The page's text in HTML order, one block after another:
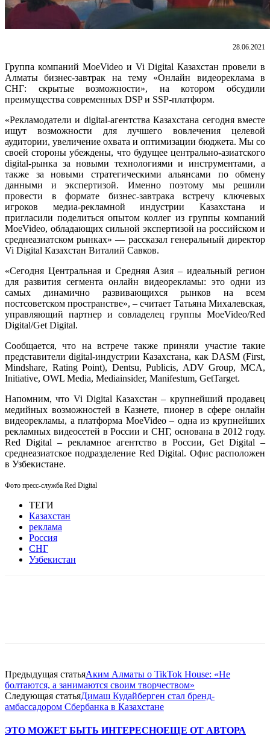
28.06.2021
Группа компаний MoeVideo и Vi Digital Казахстан провели в
Алматы бизнес-завтрак на тему «Онлайн видеореклама в
СНГ: скрытые возможности», на котором обсудили
преимущества современных DSP и SSP-платформ.
«Рекламодатели и digital-агентства Казахстана сегодня вместе
ищут возможности для лучшего вовлечения целевой
аудитории, увеличение охвата и оптимизации бюджета. Мы со
своей стороны убеждены, что будущее центрально-азиатского
digital-рынка за новыми технологиями и инструментами, а
также за новыми стратегическими альянсами по обмену
данными и экспертизой. Именно поэтому мы решили
провести в формате бизнес-завтрака встречу ключевых
игроков медиа-рекламной индустрии Казахстана и
пригласили поделиться опытом коллег из группы компаний
MoeVideo, обладающих сильной экспертизой на российском и
среднеазиатском рынках» — рассказал генеральный директор
Vi Digital Казахстан Виталий Савков.
«Сегодня Центральная и Средняя Азия – идеальный регион
для развития сегмента онлайн видеорекламы: это одни из
самых динамично развивающихся рынков на всем
постсоветском пространстве», – считает Татьяна Михалевская,
управляющий партнер и совладелец группы MoeVideo/Red
Digital/Get Digital.
Сообщается, что на встрече также приняли участие такие
представители digital-индустрии Казахстана, как DASM (First,
Mindshare, Rating Point), Dentsu, Publicis, ADV Group, MCA,
Initiative, OWL Media, Mediainsider, Manifestum, GetTarget.
Напомним, что Vi Digital Казахстан – крупнейший продавец
медийных возможностей в Казнете, пионер в сфере онлайн
видеорекламы, а платформа MoeVideo – одна из крупнейших
рекламных видеосетей в России и СНГ, основана в 2012 году.
Red Digital – рекламное агентство в России, Get Digital –
среднеазиатское подразделение Red Digital. Офис расположен
в Узбекистане.
Фото пресс-служба Red Digital
ТЕГИ
Казахстан
реклама
Россия
СНГ
Узбекистан
Предыдущая статьяАким Алматы о TikTok House: «Не
болтаются, а занимаются своим творчеством»
Следующая статьяДимаш Кудайберген стал бренд-
амбассадором Сбербанка в Казахстане
ЭТО МОЖЕТ БЫТЬ ИНТЕРЕСНОЕЩЕ ОТ АВТОРА